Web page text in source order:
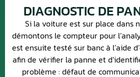
DIAGNOSTIC DE
Si la voiture est sur place dans
démontons le compteur pour
est ensuite testé sur banc à l’aide
afin de vérifier la panne et
problème : défaut de